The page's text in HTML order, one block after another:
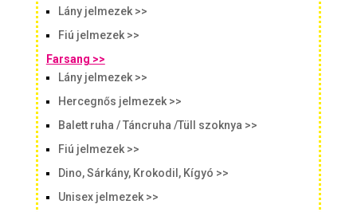
Lány jelmezek >>
Fiú jelmezek >>
Farsang >>
Lány jelmezek >>
Hercegnős jelmezek >>
Balett ruha / Táncruha /Tüll szoknya >>
Fiú jelmezek >>
Dino, Sárkány, Krokodil, Kígyó >>
Unisex jelmezek >>